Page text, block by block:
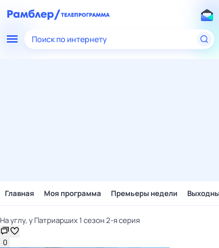
Поиск по интернету
Главная Моя программа Премьеры недели
На углу, у Патриарших 1 сезон 2-я серия
0